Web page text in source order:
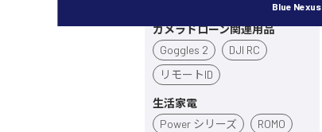
Blue Nexus
カメラドローン関連用品
Goggles 2
DJI RC
リモートID
生活家電
Power シリーズ
ROMO